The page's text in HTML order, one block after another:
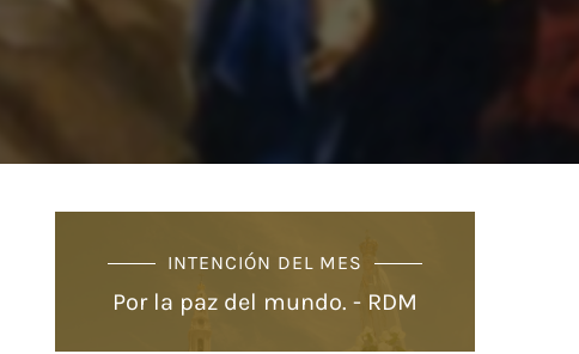
INTENCIÓN DEL MES
Por la paz del mundo. - RDM